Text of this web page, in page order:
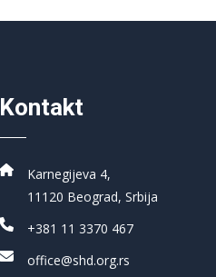
Kontakt
Karnegijeva 4,
11120 Beograd, Srbija
+381 11 3370 467
office@shd.org.rs